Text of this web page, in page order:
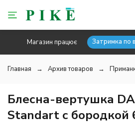
Магазин працює Затримка по
Главная Архив товаров
Блесна-вертушка
Standart с бородкой